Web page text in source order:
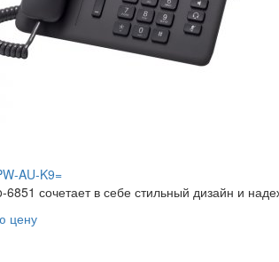
AU-K9=
сочетает в себе стильный дизайн и
цену